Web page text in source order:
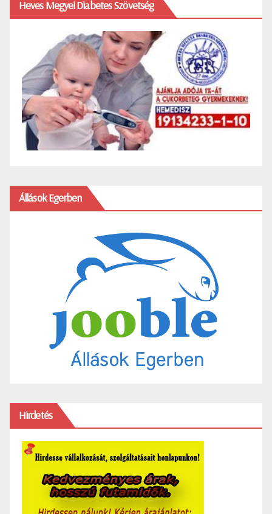
Heves Megyei Diabetes Szövetség
Állások Egerben
Hirdetés